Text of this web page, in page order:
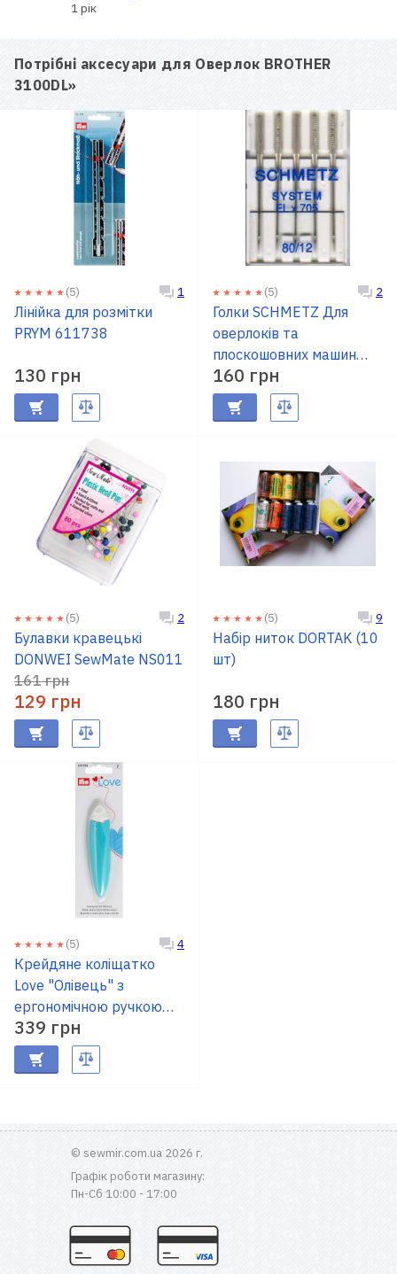
1 рік
Потрібні аксесуари для Оверлок BROTHER
3100DL»
(5) 1
Лінійка для розмітки
PRYM 611738
130 грн
(5) 2
Голки SCHMETZ Для
оверлоків та
плоскошовних машин
№80
160 грн
(5) 2
Булавки кравецькі
DONWEI SewMate NS011
161 грн
129 грн
(5) 9
Набір ниток DORTAK (10
шт)
180 грн
(5) 4
Крейдяне коліщатко
Love "Олівець" з
ергономічною ручкою
PRYM 610958
339 грн
© sewmir.com.ua 2026 г.
Графік роботи магазину:
Пн-Сб 10:00 - 17:00